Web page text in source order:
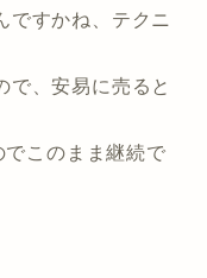
ですかね、テクニ
で、安易に売ると
このまま継続で